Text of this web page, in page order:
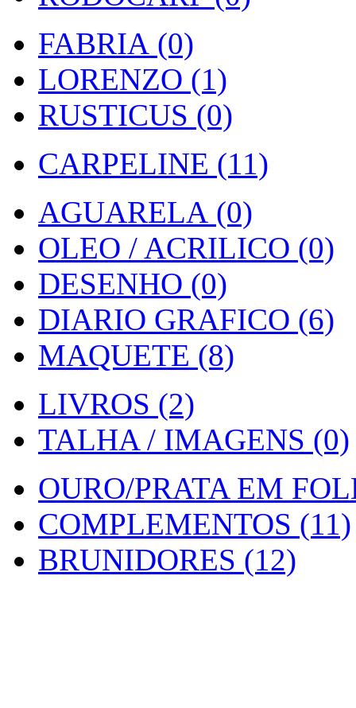
FABRIA (0)
LORENZO (1)
RUSTICUS (0)
CARPELINE (11)
AGUARELA (0)
OLEO / ACRILICO (0)
DESENHO (0)
DIARIO GRAFICO (6)
MAQUETE (8)
LIVROS (2)
TALHA / IMAGENS (0)
OURO/PRATA EM
COMPLEMENTOS (11)
BRUNIDORES (12)